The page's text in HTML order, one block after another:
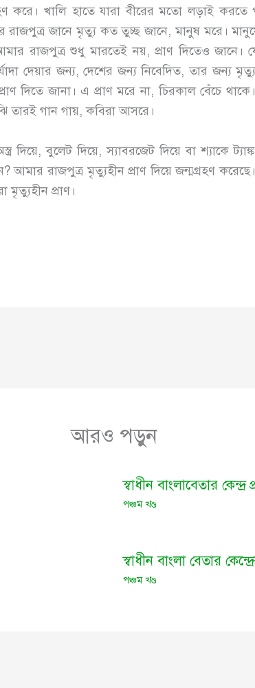
করে। খালি হাতে যারা বীরের মতো লড়াই করতে
জানে মৃত্যু কত তুচ্ছ জানে, মানুষ মরে।
রাজপুত্র শুধু মারতেই নয়, প্রাণ দিতেও জানে।
দেয়ার জন্য, দেশের জন্য নিবেদিত, তার
দিতে জানা। এ প্রাণ মরে না, চিরকাল বেঁচে
তারই গান গায়, কবিরা আসরে।
বুলেট দিয়ে, স্যাবরজেট দিয়ে বা শ্যাকে
আমার রাজপুত্র মৃত্যুহীন প্রাণ দিয়ে জন্মগ্রহণ
প্রাণ।
আরও পড়ুন
স্বাধীন বাংলাবেতার
পঞ্চম খণ্ড
স্বাধীন বাংলা বেতার
পঞ্চম খণ্ড